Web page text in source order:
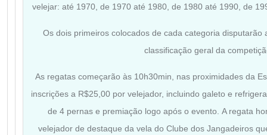
velejar: até 1970, de 1970 até 1980, de 1980 até 1990, de
Os dois primeiros colocados de cada categoria disputarão
classificação geral da
As regatas começarão às 10h30min, nas proximidades da
inscrições a R$25,00 por velejador, incluindo galeto e
de 4 pernas e premiação logo após o evento. A regata
velejador de destaque da vela do Clube dos Jangadeiros